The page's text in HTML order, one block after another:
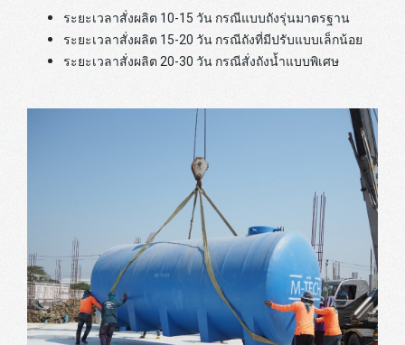
ระยะเวลาสั่งผลิต 10-15 วัน กรณีแบบถังรุ่นมาตรฐาน
ระยะเวลาสั่งผลิต 15-20 วัน กรณีถังที่มีปรับแบบเล็กน้อย
ระยะเวลาสั่งผลิต 20-30 วัน กรณีสั่งถังน้ำแบบพิเศษ